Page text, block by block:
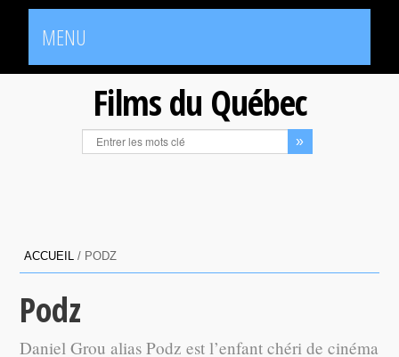
MENU
Films du Québec
ACCUEIL / PODZ
Podz
Daniel Grou alias Podz est l’enfant chéri de cinéma